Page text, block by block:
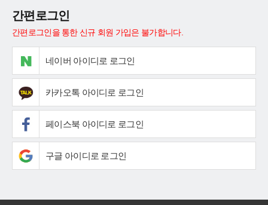
간편로그인
간편로그인을 통한 신규 회원 가입은 불가합니다.
네이버 아이디로 로그인
카카오톡 아이디로 로그인
페이스북 아이디로 로그인
구글 아이디로 로그인